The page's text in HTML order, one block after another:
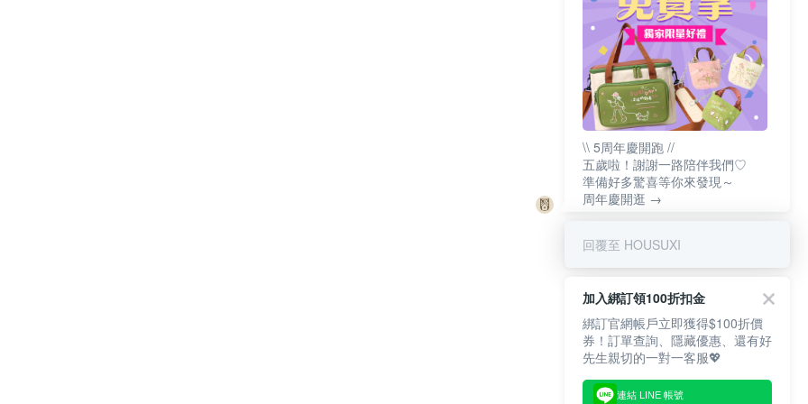
\\ 5周年慶開跑 //
五歲啦！謝謝一路陪伴我們♡
準備好多驚喜等你來發現～
周年慶開逛 →
回覆至 HOUSUXI
加入綁訂領100折扣金
綁訂官網帳戶立即獲得$100折價
券！訂單查詢、隱藏優惠、還有好
先生親切的一對一客服💖
連結 LINE 帳號